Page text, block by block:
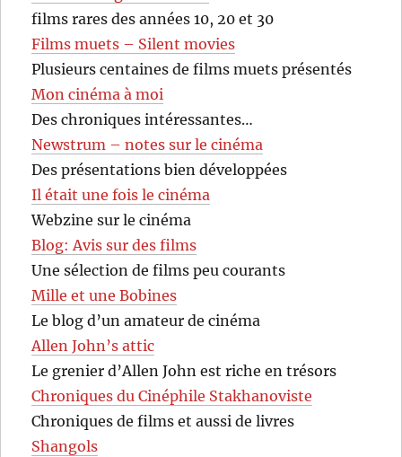
films rares des années 10, 20 et 30
Films muets – Silent movies
Plusieurs centaines de films muets présentés
Mon cinéma à moi
Des chroniques intéressantes…
Newstrum – notes sur le cinéma
Des présentations bien développées
Il était une fois le cinéma
Webzine sur le cinéma
Blog: Avis sur des films
Une sélection de films peu courants
Mille et une Bobines
Le blog d’un amateur de cinéma
Allen John’s attic
Le grenier d’Allen John est riche en trésors
Chroniques du Cinéphile Stakhanoviste
Chroniques de films et aussi de livres
Shangols